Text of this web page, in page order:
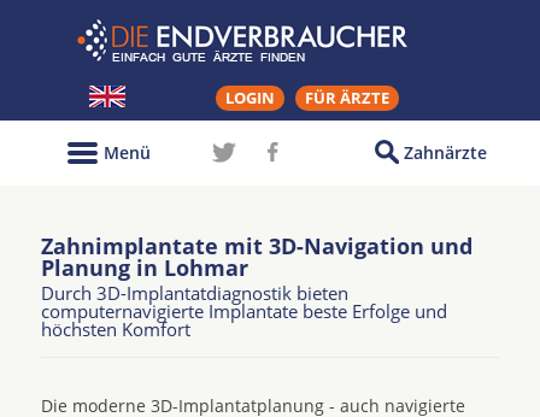
LOGIN FÜR ÄRZTE
Zahnärzte
Menü
Zahnimplantate mit 3D-Navigation und
Planung in Lohmar
Durch 3D-Implantatdiagnostik bieten
computernavigierte Implantate beste Erfolge und
höchsten Komfort
Die moderne 3D-Implantatplanung - auch navigierte